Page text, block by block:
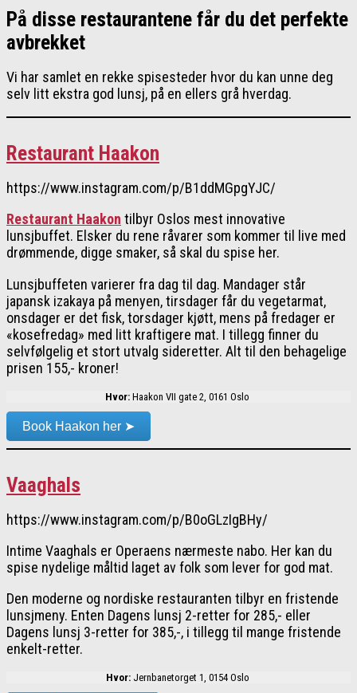
På disse restaurantene får du det perfekte
avbrekket
Vi har samlet en rekke spisesteder hvor du kan unne deg
selv litt ekstra god lunsj, på en ellers grå hverdag.
Restaurant Haakon
https://www.instagram.com/p/B1ddMGpgYJC/
Restaurant Haakon tilbyr Oslos mest innovative
lunsjbuffet. Elsker du rene råvarer som kommer til live med
drømmende, digge smaker, så skal du spise her.
Lunsjbuffeten varierer fra dag til dag. Mandager står
japansk izakaya på menyen, tirsdager får du vegetarmat,
onsdager er det fisk, torsdager kjøtt, mens på fredager er
«kosefredag» med litt kraftigere mat. I tillegg finner du
selvfølgelig et stort utvalg sideretter. Alt til den behagelige
prisen 155,- kroner!
Hvor: Haakon VII gate 2, 0161 Oslo
Book Haakon her ➤
Vaaghals
https://www.instagram.com/p/B0oGLzIgBHy/
Intime Vaaghals er Operaens nærmeste nabo. Her kan du
spise nydelige måltid laget av folk som lever for god mat.
Den moderne og nordiske restauranten tilbyr en fristende
lunsjmeny. Enten Dagens lunsj 2-retter for 285,- eller
Dagens lunsj 3-retter for 385,-, i tillegg til mange fristende
enkelt-retter.
Hvor: Jernbanetorget 1, 0154 Oslo